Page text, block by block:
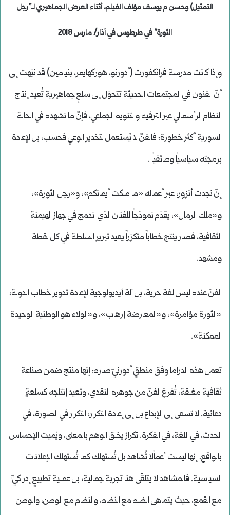
التمثيل) وحسن م يوسف مؤلف الفيلم، أثناء العرض الجماهيري لـ”رجل
الثورة” في طرطوس في آذار/ مارس 2018
وإذا كانت مدرسة فرانكفورت (أدورنو، هوركهايمر، بنيامين) قد نبّهت إلى
أنّ الفنون في المجتمعات الحديثة تتحوّل إلى سلعٍ جماهيرية تُعيد إنتاج
النظام الرأسمالي عبر الترفيه والتنويم الجماعي، فإنّ ما نشهده في الحالة
السورية أكثر خطورة: فالفنّ لا يُستعمل لتخدير الوعي فحسب، بل لإعادة
برمجته سياسياً وطائفياً .
إنّ نجدت أنزور، عبر أعماله «ما ملكت أيمانكم»، و«رجل الثورة»،
و«ملك الرمال»، يقدّم نموذجاً للفنان الذي اندمج في جهاز الهيمنة
الثقافية، فصار ينتج خطاباً متكرّراً يعيد تبرير السلطة في كل لقطة
ومشهد.
الفنّ عنده ليس لغة حرية، بل آلة أيديولوجية لإعادة تدوير خطاب الدولة:
«الثورة مؤامرة»، و«المعارضة إرهاب»، و«الولاء هو الوطنية الوحيدة
الممكنة».
تعمل هذه الدراما وفق منطقٍ أدورنيّ صارم: إنها منتج ضمن صناعة
ثقافية مغلقة، تُفرغ الفنّ من جوهره النقدي، وتعيد إنتاجه كسلعةٍ
دعائية. لا تسعى إلى الإبداع بل إلى إعادة التكرار: التكرار في الصورة، في
الحدث، في اللغة، في الفكرة. تكرارٌ يخلق الوهم بالمعنى، ويُميت الإحساس
بالواقع. إنها ليست أعمالًا تُشاهد بل تُستهلك كما تُستهلك الإعلانات
السياسية. فالمشاهد لا يتلقّى هنا تجربة جمالية، بل عملية تطبيعٍ إدراكيٍّ
مع القمع، حيث يتماهى الظلم مع النظام، والنظام مع الوطن، والوطن